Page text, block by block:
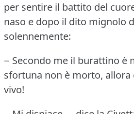
per sentire il battito del
naso e dopo il dito mignolo
solennemente:
− Secondo me il burattino è
sfortuna non è morto, allora
vivo!